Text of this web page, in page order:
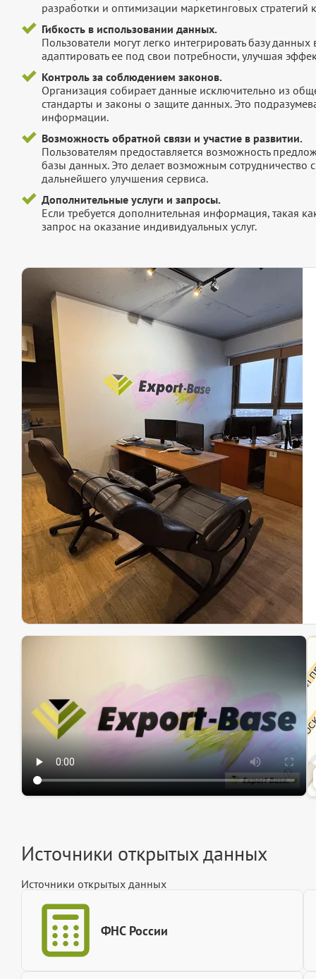
разработки и оптимизации маркетинговых стратегий
Гибкость в использовании данных.
Пользователи могут легко интегрировать базу
адаптировать ее под свои потребности, улучшая
Контроль за соблюдением законов.
Организация собирает данные исключительно из
стандарты и законы о защите данных. Это
информации.
Возможность обратной связи и участие в развитии.
Пользователям предоставляется возможность
базы данных. Это делает возможным сотрудничество
дальнейшего улучшения сервиса.
Дополнительные услуги и запросы.
Если требуется дополнительная информация, такая
запрос на оказание индивидуальных услуг.
Источники открытых данных
Источники открытых данных
ФНС России